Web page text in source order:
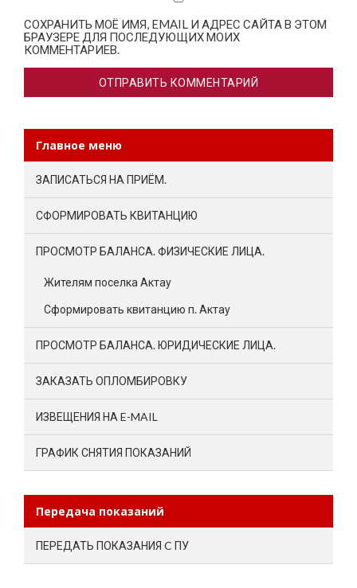
СОХРАНИТЬ МОЁ ИМЯ, EMAIL И АДРЕС САЙТА В ЭТОМ
БРАУЗЕРЕ ДЛЯ ПОСЛЕДУЮЩИХ МОИХ
КОММЕНТАРИЕВ.
Главное меню
ЗАПИСАТЬСЯ НА ПРИЁМ.
СФОРМИРОВАТЬ КВИТАНЦИЮ
ПРОСМОТР БАЛАНСА. ФИЗИЧЕСКИЕ ЛИЦА.
Жителям поселка Актау
Сформировать квитанцию п. Актау
ПРОСМОТР БАЛАНСА. ЮРИДИЧЕСКИЕ ЛИЦА.
ЗАКАЗАТЬ ОПЛОМБИРОВКУ
ИЗВЕЩЕНИЯ НА E-MAIL
ГРАФИК СНЯТИЯ ПОКАЗАНИЙ
Передача показаний
ПЕРЕДАТЬ ПОКАЗАНИЯ C ПУ